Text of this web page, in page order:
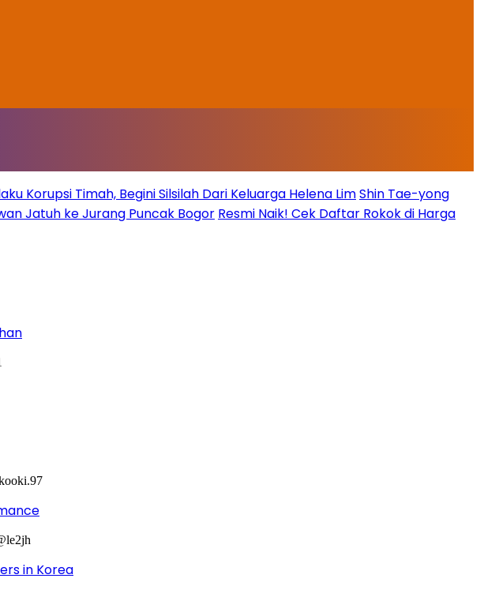
Korupsi Timah, Begini Silsilah Dari Keluarga Helena LimShin Tae-yong
Jatuh ke Jurang Puncak Bogor Resmi Naik! Cek Daftar Rokok di Harga
in Korea